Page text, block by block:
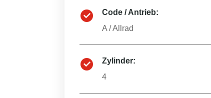
Code / Antrieb:
A /Allrad
Zylinder:
4